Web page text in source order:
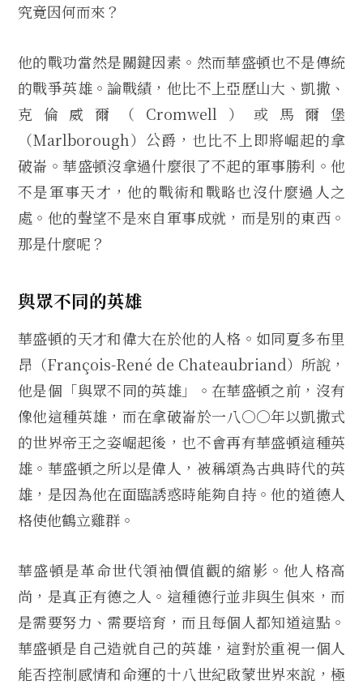
究竟因何而來？
他的戰功當然是關鍵因素。然而華盛頓也不是傳統
的戰爭英雄。論戰績，他比不上亞歷山大、凱撒、
克倫威爾（Cromwell）或馬爾堡
（Marlborough）公爵，也比不上即將崛起的拿
破崙。華盛頓沒拿過什麼很了不起的軍事勝利。他
不是軍事天才，他的戰術和戰略也沒什麼過人之
處。他的聲望不是來自軍事成就，而是別的東西。
那是什麼呢？
與眾不同的英雄
華盛頓的天才和偉大在於他的人格。如同夏多布里
昂（François-René de Chateaubriand）所說，
他是個「與眾不同的英雄」。在華盛頓之前，沒有
像他這種英雄，而在拿破崙於一八○○年以凱撒式
的世界帝王之姿崛起後，也不會再有華盛頓這種英
雄。華盛頓之所以是偉人，被稱頌為古典時代的英
雄，是因為他在面臨誘惑時能夠自持。他的道德人
格使他鶴立雞群。
華盛頓是革命世代領袖價值觀的縮影。他人格高
尚，是真正有德之人。這種德行並非與生俱來，而
是需要努力、需要培育，而且每個人都知道這點。
華盛頓是自己造就自己的英雄，這對於重視一個人
能否控制感情和命運的十八世紀啟蒙世界來說，極